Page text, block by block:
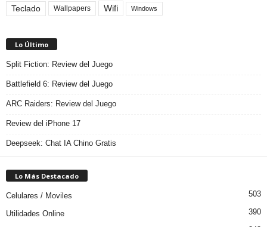
Teclado Wallpapers Wifi Windows
Lo Último
Split Fiction: Review del Juego
Battlefield 6: Review del Juego
ARC Raiders: Review del Juego
Review del iPhone 17
Deepseek: Chat IA Chino Gratis
Lo Más Destacado
Celulares / Moviles 503
Utilidades Online 390